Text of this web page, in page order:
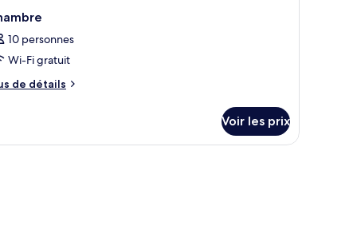
10 personnes
Wi-Fi gratuit
de détails
Voir les prix